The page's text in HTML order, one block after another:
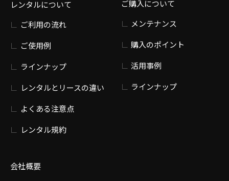
レンタルについて
ご利用の流れ
ご使用例
ラインナップ
レンタルとリースの違い
よくある注意点
レンタル規約
会社概要
ご購入について
メンテナンス
購入のポイント
活用事例
ラインナップ